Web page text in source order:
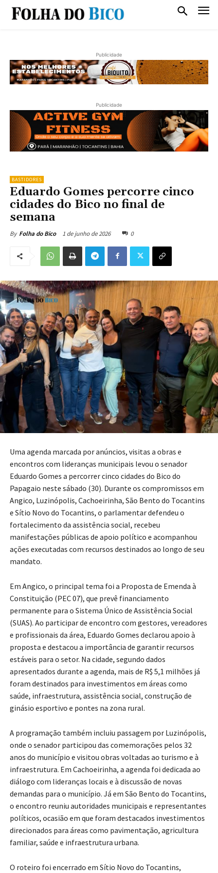
Publicidade
Publicidade
BASTIDORES
Eduardo Gomes percorre cinco
cidades do Bico no final de
semana
By Folha do Bico 1 de junho de 2026 0
Uma agenda marcada por anúncios, visitas a obras e
encontros com lideranças municipais levou o senador
Eduardo Gomes a percorrer cinco cidades do Bico do
Papagaio neste sábado (30). Durante os compromissos em
Angico, Luzinópolis, Cachoeirinha, São Bento do Tocantins
e Sítio Novo do Tocantins, o parlamentar defendeu o
fortalecimento da assistência social, recebeu
manifestações públicas de apoio político e acompanhou
ações executadas com recursos destinados ao longo de seu
mandato.
Em Angico, o principal tema foi a Proposta de Emenda à
Constituição (PEC 07), que prevê financiamento
permanente para o Sistema Único de Assistência Social
(SUAS). Ao participar de encontro com gestores, vereadores
e profissionais da área, Eduardo Gomes declarou apoio à
proposta e destacou a importância de garantir recursos
estáveis para o setor. Na cidade, segundo dados
apresentados durante a agenda, mais de R$ 5,1 milhões já
foram destinados para investimentos em áreas como
saúde, infraestrutura, assistência social, construção de
ginásio esportivo e pontes na zona rural.
A programação também incluiu passagem por Luzinópolis,
onde o senador participou das comemorações pelos 32
anos do município e visitou obras voltadas ao turismo e à
infraestrutura. Em Cachoeirinha, a agenda foi dedicada ao
diálogo com lideranças locais e à discussão de novas
demandas para o município. Já em São Bento do Tocantins,
o encontro reuniu autoridades municipais e representantes
políticos, ocasião em que foram destacados investimentos
direcionados para áreas como pavimentação, agricultura
familiar, saúde e infraestrutura urbana.
O roteiro foi encerrado em Sítio Novo do Tocantins,